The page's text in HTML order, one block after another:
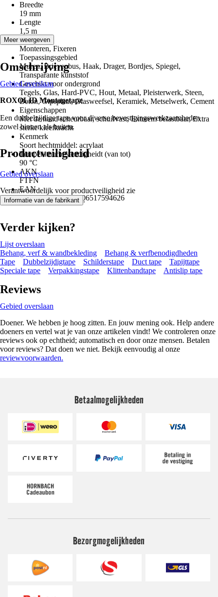
Breedte
19 mm
Lengte
1,5 m
Toepassing
Monteren, Fixeren
Toepassingsgebied
Muren, Brievenbus, Haak, Drager, Bordjes, Spiegel,
Transparante kunststof
Geschikt voor ondergrond
Tegels, Glas, Hard-PVC, Hout, Metaal, Pleisterwerk, Steen,
Beton, Gipsplaat, Glasweefsel, Keramiek, Metselwerk, Cement
Eigenschappen
Met de hand scheurbaar, schuifvast, Extreem belastbaar, Extra
sterke kleefkracht
Kenmerk
Soort hechtmiddel: acrylaat
Temperatuurbestendigheidt (van tot)
90 °C
AKN
FTFN
EAN
4306517218225, 4306517594626
Meer weergeven
Omschrijving
Gebied overslaan
ROXOLID Montagetape
Een dubbelzijdige tape voor diverse bevestigingswerkzaamheden
zowel binnen als buiten.
Productveiligheid
Gebied overslaan
Verantwoordelijk voor productveiligheid zie
Informatie van de fabrikant .
Verder kijken?
Lijst overslaan
Behang, verf & wandbekleding
Behang & verfbenodigdheden
Tape
Dubbelzijdigtape Schilderstape Duct tape
Tapijttape
Speciale tape
Verpakkingstape Klittenbandtape Antislip tape
Reviews
Gebied overslaan
Doener. We hebben je hoog zitten. En jouw mening ook. Help andere
doeners en vertel wat je van onze artikelen vindt! We controleren onze
reviews ook op echtheid; automatisch en door onze mensen. Betalen
voor reviews? Dat doen we niet. Bekijk eenvoudig al onze
reviewvoorwaarden.
Betaalmogelijkheden
Bezorgmogelijkheden